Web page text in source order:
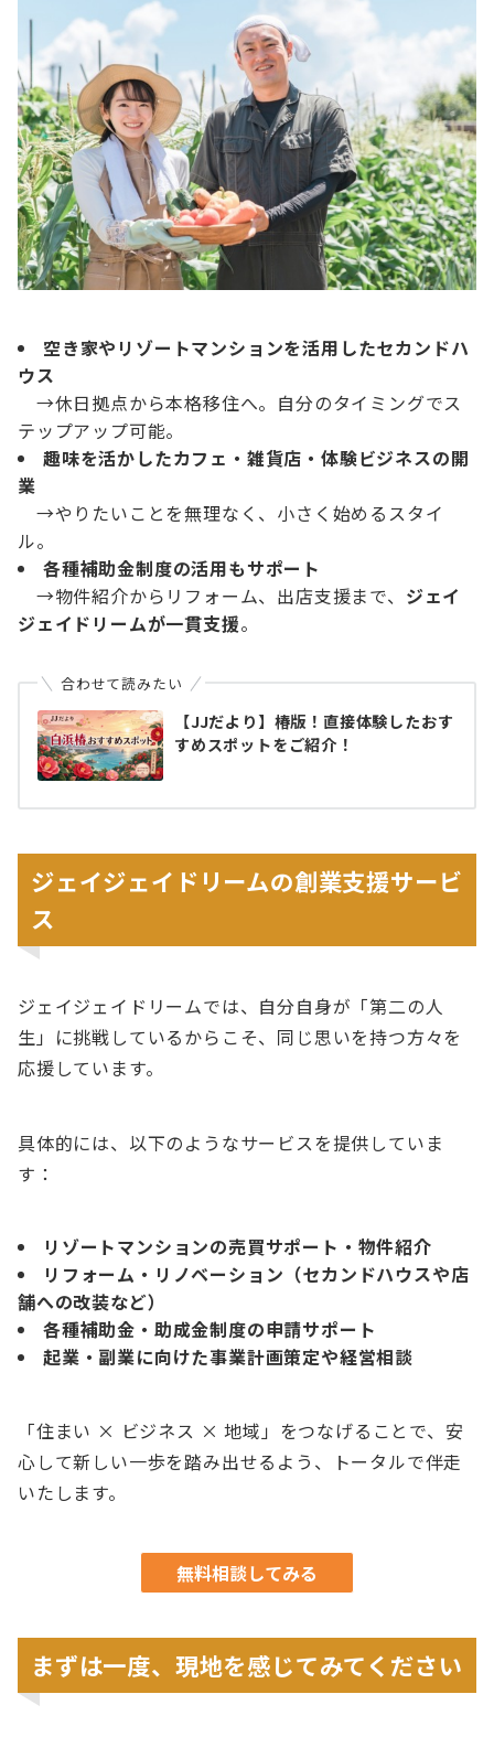
空き家やリゾートマンションを活用したセカンドハ
ウス
→休日拠点から本格移住へ。自分のタイミングでス
テップアップ可能。
趣味を活かしたカフェ・雑貨店・体験ビジネスの開
業
→やりたいことを無理なく、小さく始めるスタイ
ル。
各種補助金制度の活用もサポート
→物件紹介からリフォーム、出店支援まで、 ジェイ
ジェイドリームが一貫支援。
合わせて読みたい
【JJだより】椿版！直接体験したおす
すめスポットをご紹介！
ジェイジェイドリームの創業支援サービ
ス
ジェイジェイドリームでは、自分自身が「第二の人
生」に挑戦しているからこそ、同じ思いを持つ方々を
応援しています。
具体的には、以下のようなサービスを提供していま
す：
リゾートマンションの売買サポート・物件紹介
リフォーム・リノベーション（セカンドハウスや店
舗への改装など）
各種補助金・助成金制度の申請サポート
起業・副業に向けた事業計画策定や経営相談
「住まい × ビジネス × 地域」をつなげることで、安
心して新しい一歩を踏み出せるよう、トータルで伴走
いたします。
無料相談してみる
まずは一度、現地を感じてみてください